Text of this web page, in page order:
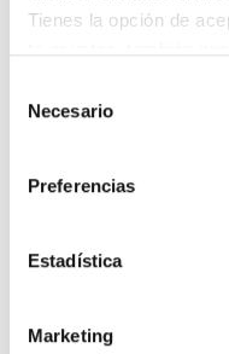
Tienes la opción de
te asustes, también
Necesario
Preferencias
Estadística
Marketing
Presentamos
PRODUCTOS